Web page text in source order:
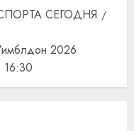
СЕГОДНЯ
2026
16:30